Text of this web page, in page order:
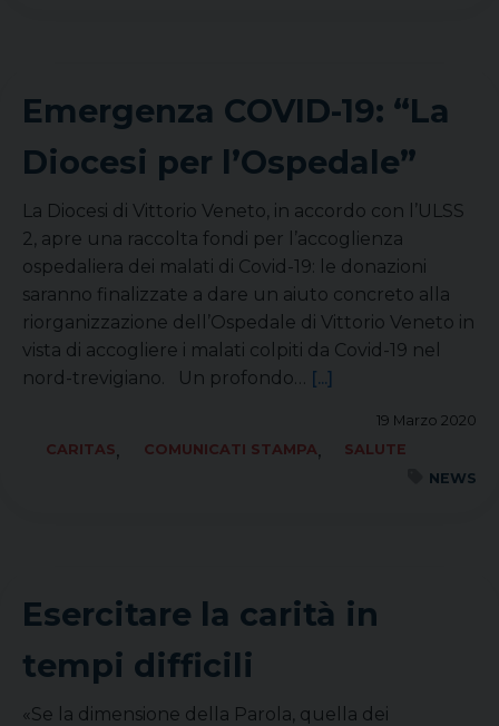
Emergenza COVID-19: “La
Diocesi per l’Ospedale”
La Diocesi di Vittorio Veneto, in accordo con l’ULSS
2, apre una raccolta fondi per l’accoglienza
ospedaliera dei malati di Covid-19: le donazioni
saranno finalizzate a dare un aiuto concreto alla
riorganizzazione dell’Ospedale di Vittorio Veneto in
vista di accogliere i malati colpiti da Covid-19 nel
nord-trevigiano. Un profondo… [...]
19 Marzo 2020
CARITAS, COMUNICATI STAMPA,
SALUTE
NEWS
Esercitare la carità in
tempi difficili
«Se la dimensione della Parola, quella dei